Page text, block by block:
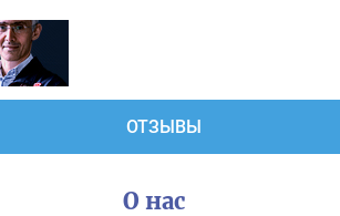
ОТЗЫВЫ
О нас